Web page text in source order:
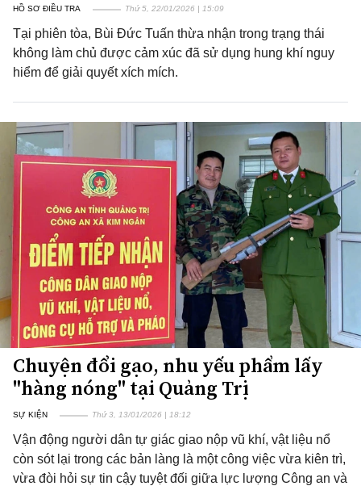
HỒ SƠ ĐIỀU TRA Thứ 5, 22/01/2026 | 15:09
Tại phiên tòa, Bùi Đức Tuấn thừa nhận trong trạng thái
không làm chủ được cảm xúc đã sử dụng hung khí nguy
hiểm để giải quyết xích mích.
Chuyện đổi gạo, nhu yếu phẩm lấy
"hàng nóng" tại Quảng Trị
SỰ KIỆN Thứ 3, 13/01/2026 | 18:12
Vận động người dân tự giác giao nộp vũ khí, vật liệu nổ
còn sót lại trong các bản làng là một công việc vừa kiên trì,
vừa đòi hỏi sự tin cậy tuyệt đối giữa lực lượng Công an và